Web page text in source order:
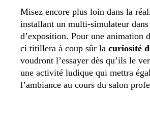
Misez encore plus loin dans la
installant un multi-simulateur dans
d’exposition. Pour une animation
ci titillera à coup sûr la curiosité
voudront l’essayer dès qu’ils le
une activité ludique qui mettra
l’ambiance au cours du salon